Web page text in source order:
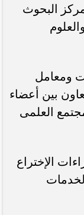
البحوث
ومعامل
بين أعضاء
العلمى
الإختراع